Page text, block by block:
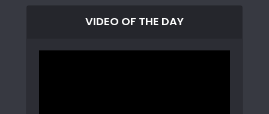
VIDEO OF THE DAY